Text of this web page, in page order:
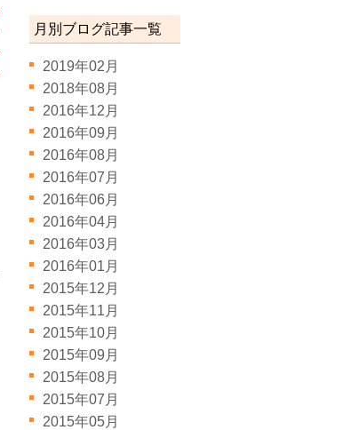
月別ブログ記事一覧
2019年02月
2018年08月
2016年12月
2016年09月
2016年08月
2016年07月
2016年06月
2016年04月
2016年03月
2016年01月
2015年12月
2015年11月
2015年10月
2015年09月
2015年08月
2015年07月
2015年05月